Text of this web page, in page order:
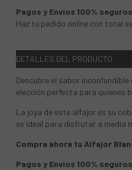
Pagos y Envíos 100% seguros
Haz tu pedido online con total
DETALLES DEL PRODUCTO
Descubre el sabor
elección perfecta para quienes
La joya de este alfajor es su
es ideal para disfrutar a media
Compra ahora tu Alfajor
Pagos y Envíos 100% seguros